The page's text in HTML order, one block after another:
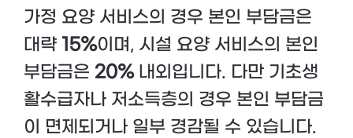
가정 요양 서비스의 경우 본인 부담금은
대략 15%이며, 시설 요양 서비스의 본인
부담금은 20%내외입니다. 다만 기초생
활수급자나 저소득층의 경우 본인 부담금
이 면제되거나 일부 경감될 수 있습니다.